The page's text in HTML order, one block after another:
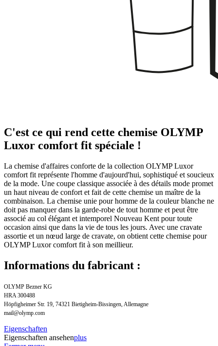
C'est ce qui rend cette chemise OLYMP
Luxor comfort fit spéciale !
La chemise d'affaires conforte de la collection OLYMP Luxor
comfort fit représente l'homme d'aujourd'hui, sophistiqué et soucieux
de la mode. Une coupe classique associée à des détails mode promet
un haut niveau de confort et fait de cette chemise un maître de la
combinaison. La chemise unie pour homme de la couleur blanche ne
doit pas manquer dans la garde-robe de tout homme et peut être
associé au col élégant et intemporel Nouveau Kent pour toute
occasion ainsi que dans la vie de tous les jours. Avec une cravate
assortie et un nœud large de cravate, on obtient cette chemise pour
OLYMP Luxor comfort fit à son meillieur.
Informations du fabricant :
OLYMP Bezner KG
HRA 300488
Höpfigheimer Str. 19, 74321 Bietigheim-Bissingen, Allemagne
mail@olymp.com
Eigenschaften
Eigenschaften ansehenplus